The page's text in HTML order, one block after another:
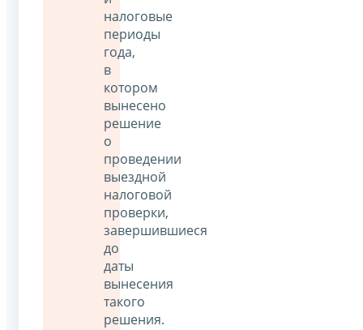
налоговые
периоды
года,
в
котором
вынесено
решение
о
проведении
выездной
налоговой
проверки,
завершившиеся
до
даты
вынесения
такого
решения.